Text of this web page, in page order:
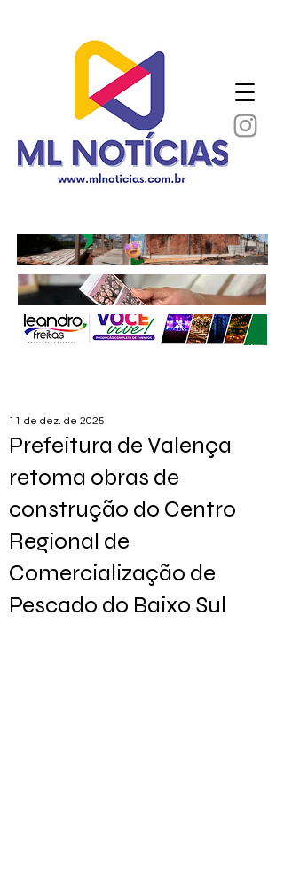
Prefeitura de Valença
retoma obras de
construção do Centro
Regional de
Comercialização de
Pescado do Baixo Sul
11 de dez. de 2025